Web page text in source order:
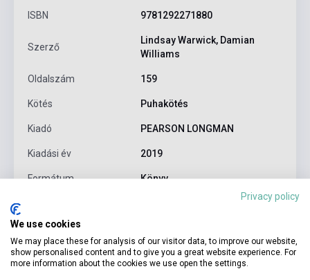
ISBN 9781292271880
Szerző
Lindsay Warwick, Damian
Williams
Oldalszám 159
Kötés Puhakötés
Kiadó PEARSON LONGMAN
Kiadási év 2019
Formátum Könyv
Korosztály
Privacy policy
We use cookies
We may place these for analysis of our visitor data, to improve our website,
show personalised content and to give you a great website experience. For
more information about the cookies we use open the settings.